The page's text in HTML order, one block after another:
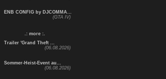
ENB CONFIG by DJCOMMA...
(GTA IV)
.: more :.
Trailer 'Grand Theft ...
(06.08.2026)
Sommer-Heist-Event au...
(06.08.2026)